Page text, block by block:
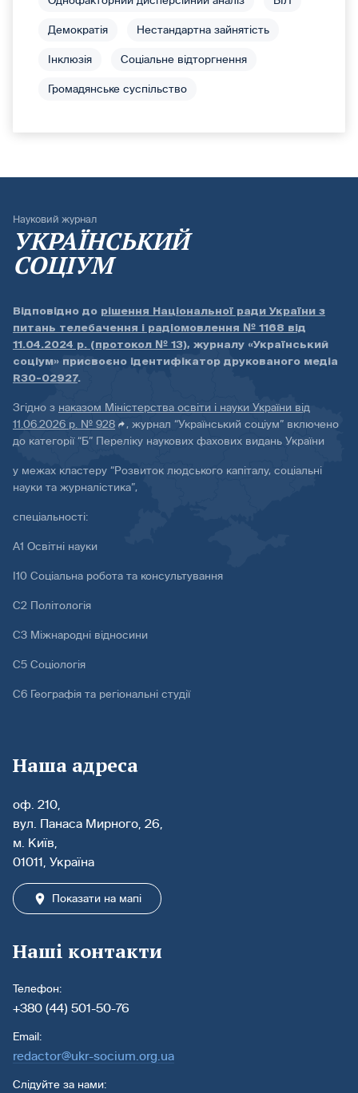
Демократія Нестандартна зайнятість
Інклюзія Соціальне відторгнення
Громадянське суспільство
Науковий журнал
УКРАЇНСЬКИЙ
СОЦІУМ
Відповідно до рішення Національної ради України з
питань телебачення і радіомовлення № 1168 від
11.04.2024 р. (протокол № 13), журналу «Український
соціум» присвоєно ідентифікатор друкованого медіа
R30-02927.
Згідно з наказом Міністерства освіти і науки України від
11.06.2026 р. № 928
, журнал “Український соціум” включено
до категорії “Б” Переліку наукових фахових видань України
у межах кластеру “Розвиток людського капіталу, соціальні
науки та журналістика”,
спеціальності:
А1 Освітні науки
І10 Соціальна робота та консультування
С2 Політологія
С3 Міжнародні відносини
С5 Соціологія
С6 Географія та регіональні студії
Наша адреса
оф. 210,
вул. Панаса Мирного, 26,
м. Київ,
01011, Україна
Показати на мапі
Наші контакти
Телефон:
+380 (44) 501-50-76
Email:
redactor@ukr-socium.org.ua
Слідуйте за нами: